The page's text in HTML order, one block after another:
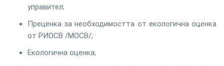
управител;
Преценка за необходимостта от екологична оценка
от РИОСВ /МОСВ/;
Екологична оценка;